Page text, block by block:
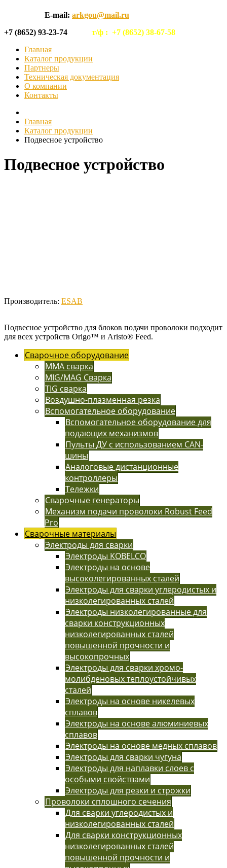
E-mail: arkgou@mail.ru
+7 (8652) 93-23-74 т/ф : +7 (8652) 38-67-58
Главная
Каталог продукции
Партнеры
Техническая документация
О компании
Контакты
Главная
Каталог продукции
Подвесное устройство
Подвесное устройство
Производитель: ESAB
Подвесное устройство для блоков подачи проволоки подходит
для всех устройств Origo™ и Aristo® Feed.
Сварочное оборудование
MMA сварка
MIG/MAG Сварка
TIG сварка
Воздушно-плазменная резка
Вспомогательное оборудование
Вспомогательное оборудование для
подающих механизмов
Пульты ДУ с использованием CAN-
шины
Аналоговые дистанционные
контроллеры
Тележки
Сварочные генераторы
Механизм подачи проволоки Robust Feed
Pro
Сварочные материалы
Электроды для сварки
Электроды KOBELCO
Электроды на основе
высоколегированных сталей
Электроды для сварки углеродистых и
низколегированных сталей
Электроды низколегированные для
сварки конструкционных
низколегированных сталей
повышенной прочности и
высокопрочных
Электроды для сварки хромо-
молибденовых теплоустойчивых
сталей
Электроды на основе никелевых
сплавов
Электроды на основе алюминиевых
сплавов
Электроды на основе медных сплавов
Электроды для сварки чугуна
Электроды для наплавки слоев с
особыми свойствами
Электроды для резки и строжки
Проволоки сплошного сечения
Для сварки углеродистых и
низколегированных сталей
Для сварки конструкционных
низколегированных сталей
повышенной прочности и